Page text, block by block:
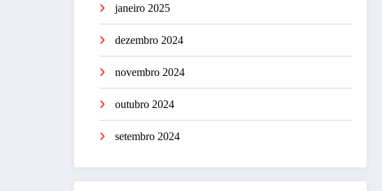
janeiro 2025
dezembro 2024
novembro 2024
outubro 2024
setembro 2024